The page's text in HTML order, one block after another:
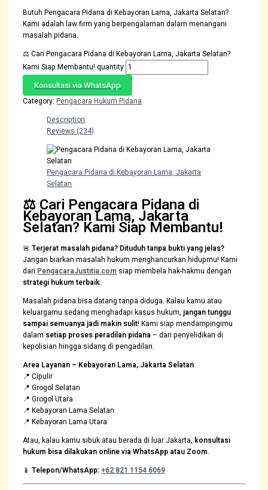
Butuh Pengacara Pidana di Kebayoran Lama, Jakarta Selatan?
Kami adalah law firm yang berpengalaman dalam menangani
masalah pidana.
⚖️ Cari Pengacara Pidana di Kebayoran Lama, Jakarta Selatan?
Kami Siap Membantu! quantity
Konsultasi via WhatsApp
Category:Pengacara Hukum Pidana
Description
Reviews (234)
Pengacara Pidana di Kebayoran Lama, Jakarta
Selatan
⚖️ Cari Pengacara Pidana di
Kebayoran Lama, Jakarta
Selatan? Kami Siap Membantu!
🚨Terjerat masalah pidana? Dituduh tanpa bukti yang jelas?
Jangan biarkan masalah hukum menghancurkan hidupmu! Kami
dari PengacaraJustitia.com siap membela hak-hakmu dengan
strategi hukum terbaik.
Masalah pidana bisa datang tanpa diduga. Kalau kamu atau
keluargamu sedang menghadapi kasus hukum, jangan tunggu
sampai semuanya jadi makin sulit! Kami siap mendampingimu
dalam setiap proses peradilan pidana– dari penyelidikan di
kepolisian hingga sidang di pengadilan.
Area Layanan – Kebayoran Lama, Jakarta Selatan
📍 Cipulir
📍 Grogol Selatan
📍 Grogol Utara
📍 Kebayoran Lama Selatan
📍 Kebayoran Lama Utara
Atau, kalau kamu sibuk atau berada di luar Jakarta, konsultasi
hukum bisa dilakukan online via WhatsApp atau Zoom.
📱Telepon/WhatsApp:+62 821 1154 6069